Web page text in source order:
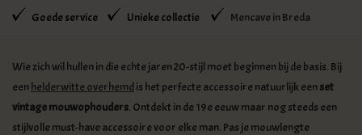
Goede service Unieke collectie Mencave in Breda
Wie zich wil hullen in die echte jaren 20-stijl moet beginnen bij de basis. Bij
eenhelderwitte overhemd is het perfecte accessoire natuurlijk eenset
vintage mouwophouders. Ontdekt in de 19e eeuw maar nog steeds een
stijlvolle must-have accessoire voor elke man. Pas je mouwlengte